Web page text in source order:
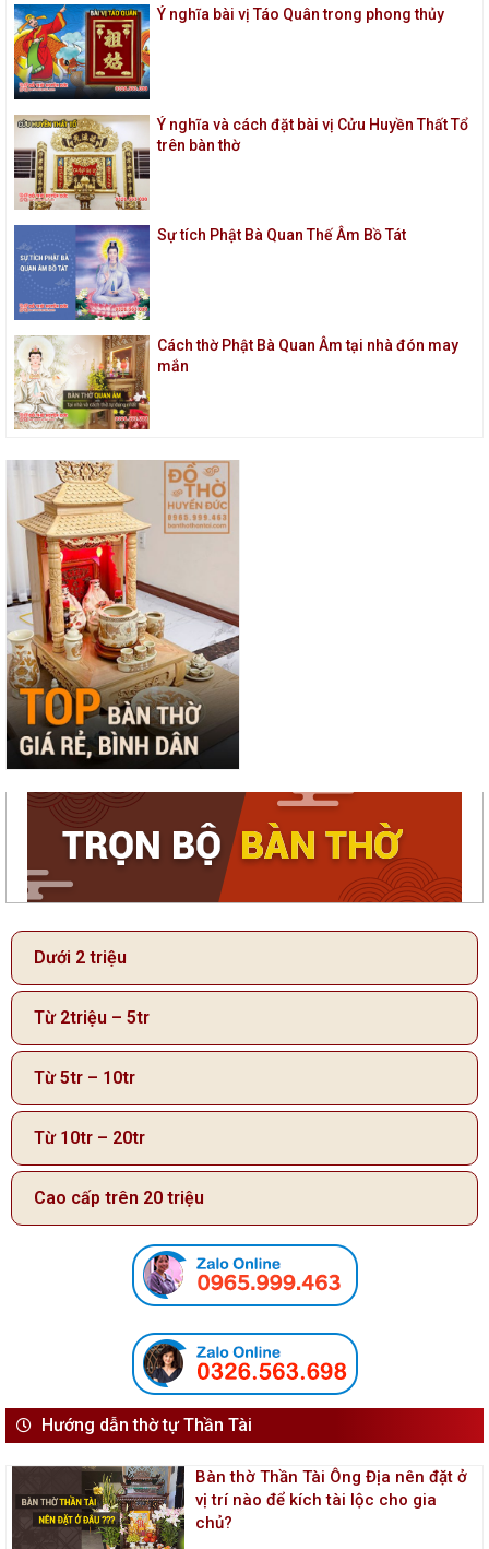
Ý nghĩa bài vị Táo Quân trong phong thủy
Ý nghĩa và cách đặt bài vị Cửu Huyền Thất Tổ
trên bàn thờ
Sự tích Phật Bà Quan Thế Âm Bồ Tát
Cách thờ Phật Bà Quan Âm tại nhà đón may
mắn
Dưới 2 triệu
Từ 2triệu – 5tr
Từ 5tr – 10tr
Từ 10tr – 20tr
Cao cấp trên 20 triệu
Hướng dẫn thờ tự Thần Tài
Bàn thờ Thần Tài Ông Địa nên đặt ở
vị trí nào để kích tài lộc cho gia
chủ?